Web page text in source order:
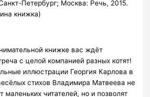
Петербург; Москва: Речь, 2015.
книжка)
книжке вас ждёт
с целой компанией разных котят!
иллюстрации Георгия Карлова в
стихов Владимира Матвеева не
маленьких читателей, но и позволят